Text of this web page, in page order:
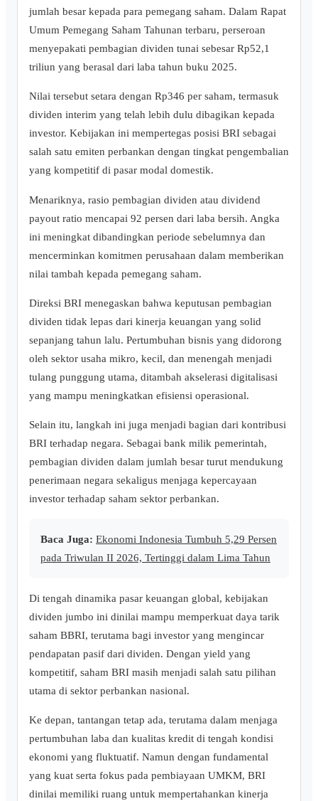
jumlah besar kepada para pemegang saham. Dalam Rapat
Umum Pemegang Saham Tahunan terbaru, perseroan
menyepakati pembagian dividen tunai sebesar Rp52,1
triliun yang berasal dari laba tahun buku 2025.
Nilai tersebut setara dengan Rp346 per saham, termasuk
dividen interim yang telah lebih dulu dibagikan kepada
investor. Kebijakan ini mempertegas posisi BRI sebagai
salah satu emiten perbankan dengan tingkat pengembalian
yang kompetitif di pasar modal domestik.
Menariknya, rasio pembagian dividen atau dividend
payout ratio mencapai 92 persen dari laba bersih. Angka
ini meningkat dibandingkan periode sebelumnya dan
mencerminkan komitmen perusahaan dalam memberikan
nilai tambah kepada pemegang saham.
Direksi BRI menegaskan bahwa keputusan pembagian
dividen tidak lepas dari kinerja keuangan yang solid
sepanjang tahun lalu. Pertumbuhan bisnis yang didorong
oleh sektor usaha mikro, kecil, dan menengah menjadi
tulang punggung utama, ditambah akselerasi digitalisasi
yang mampu meningkatkan efisiensi operasional.
Selain itu, langkah ini juga menjadi bagian dari kontribusi
BRI terhadap negara. Sebagai bank milik pemerintah,
pembagian dividen dalam jumlah besar turut mendukung
penerimaan negara sekaligus menjaga kepercayaan
investor terhadap saham sektor perbankan.
Baca Juga: Ekonomi Indonesia Tumbuh 5,29 Persen
pada Triwulan II 2026, Tertinggi dalam Lima Tahun
Di tengah dinamika pasar keuangan global, kebijakan
dividen jumbo ini dinilai mampu memperkuat daya tarik
saham BBRI, terutama bagi investor yang mengincar
pendapatan pasif dari dividen. Dengan yield yang
kompetitif, saham BRI masih menjadi salah satu pilihan
utama di sektor perbankan nasional.
Ke depan, tantangan tetap ada, terutama dalam menjaga
pertumbuhan laba dan kualitas kredit di tengah kondisi
ekonomi yang fluktuatif. Namun dengan fundamental
yang kuat serta fokus pada pembiayaan UMKM, BRI
dinilai memiliki ruang untuk mempertahankan kinerja